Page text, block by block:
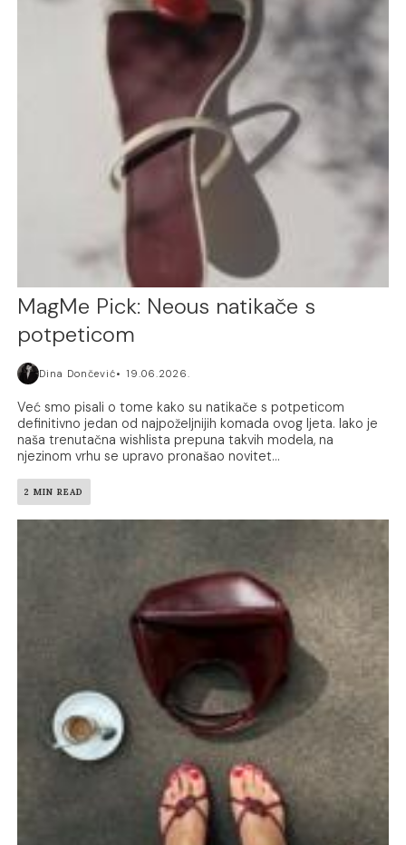
MagMe Pick: Neous natikače s
potpeticom
Dina Dončević 19.06.2026.
Već smo pisali o tome kako su natikače s potpeticom
definitivno jedan od najpoželjnijih komada ovog ljeta. Iako je
naša trenutačna wishlista prepuna takvih modela, na
njezinom vrhu se upravo pronašao novitet...
2 MIN READ